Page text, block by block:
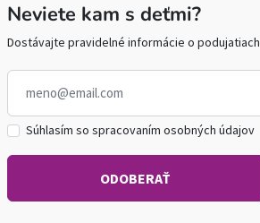
Neviete kam s deťmi?
Dostávajte pravidelné informácie o podujatiach
Súhlasím so spracovaním osobných údajov